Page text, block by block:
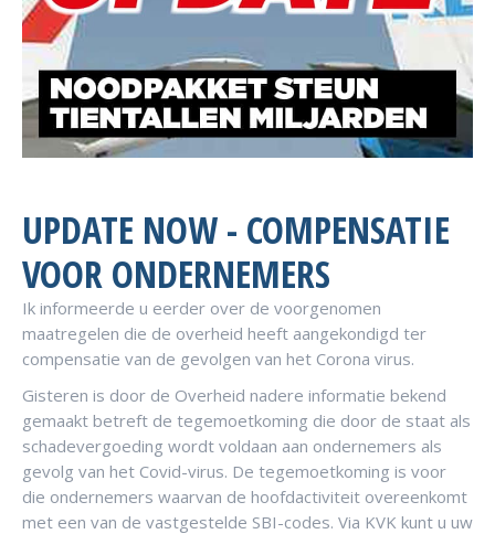
UPDATE NOW - COMPENSATIE
VOOR ONDERNEMERS
Ik informeerde u eerder over de voorgenomen
maatregelen die de overheid heeft aangekondigd ter
compensatie van de gevolgen van het Corona virus.
Gisteren is door de Overheid nadere informatie bekend
gemaakt betreft de tegemoetkoming die door de staat als
schadevergoeding wordt voldaan aan ondernemers als
gevolg van het Covid-virus. De tegemoetkoming is voor
die ondernemers waarvan de hoofdactiviteit overeenkomt
met een van de vastgestelde SBI-codes. Via KVK kunt u uw